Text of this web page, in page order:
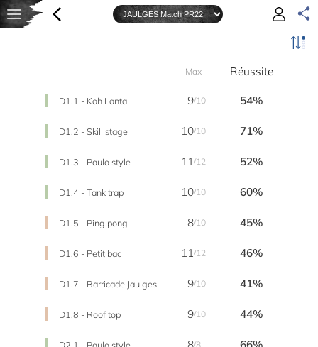
Max Réussite
D1.1 - Koh Lanta 9/10 54%
D1.2 - Skill stage 10/10 71%
D1.3 - Paulo style 11/12 52%
D1.4 - Tank trap 10/10 60%
D1.5 - Ping pong 8/10 45%
D1.6 - Petit bac 11/12 46%
D1.7 - Barricade Jaulges 9/10 41%
D1.8 - Roof top 9/10 44%
D2.1 - Paulo style /8